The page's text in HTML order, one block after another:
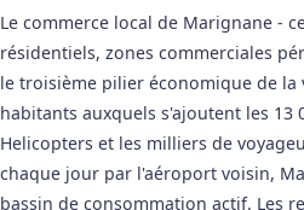
Le commerce local de Marignane -
résidentiels, zones commerciales
le troisième pilier économique de la
habitants auxquels s'ajoutent les 13
Helicopters et les milliers de
chaque jour par l'aéroport voisin,
bassin de consommation actif. Les